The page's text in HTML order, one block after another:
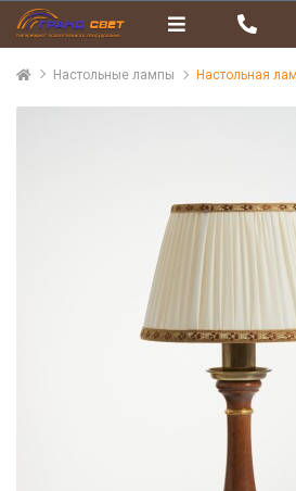
Настольные лампы Настольная